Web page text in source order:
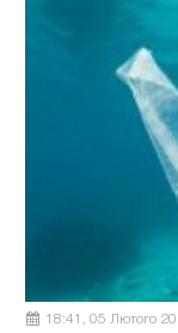
18:41, 05 Лютого